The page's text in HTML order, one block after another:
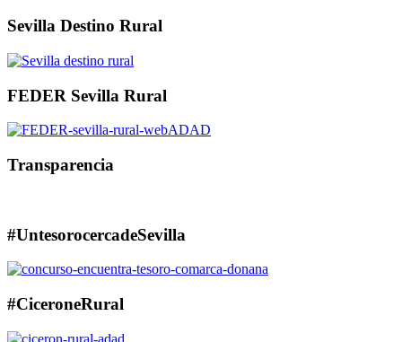
Sevilla Destino Rural
FEDER Sevilla Rural
Transparencia
#UntesorocercadeSevilla
#CiceroneRural